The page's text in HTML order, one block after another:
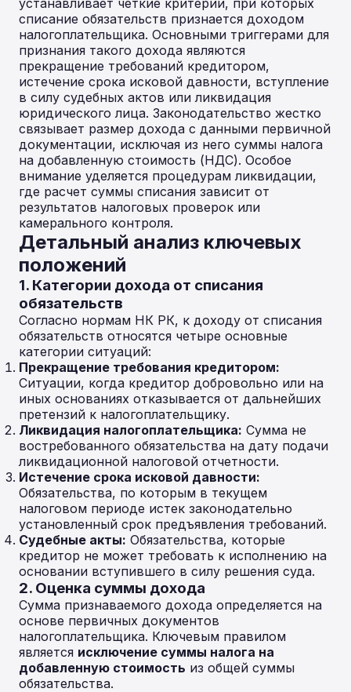
устанавливает четкие критерии, при которых
списание обязательств признается доходом
налогоплательщика. Основными триггерами для
признания такого дохода являются
прекращение требований кредитором,
истечение срока исковой давности, вступление
в силу судебных актов или ликвидация
юридического лица. Законодательство жестко
связывает размер дохода с данными первичной
документации, исключая из него суммы налога
на добавленную стоимость (НДС). Особое
внимание уделяется процедурам ликвидации,
где расчет суммы списания зависит от
результатов налоговых проверок или
камерального контроля.
Детальный анализ ключевых
положений
1. Категории дохода от списания
обязательств
Согласно нормам НК РК, к доходу от списания
обязательств относятся четыре основные
категории ситуаций:
Прекращение требования кредитором:
Ситуации, когда кредитор добровольно или на
иных основаниях отказывается от дальнейших
претензий к налогоплательщику.
Ликвидация налогоплательщика: Сумма не
востребованного обязательства на дату подачи
ликвидационной налоговой отчетности.
Истечение срока исковой давности:
Обязательства, по которым в текущем
налоговом периоде истек законодательно
установленный срок предъявления требований.
Судебные акты: Обязательства, которые
кредитор не может требовать к исполнению на
основании вступившего в силу решения суда.
2. Оценка суммы дохода
Сумма признаваемого дохода определяется на
основе первичных документов
налогоплательщика. Ключевым правилом
является исключение суммы налога на
добавленную стоимость из общей суммы
обязательства.